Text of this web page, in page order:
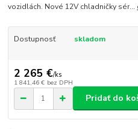
vozidlách. Nové 12V chladničky sér...
Dostupnosť skladom
2 265 €/ks
1 841,46 € bez DPH
Pridať do